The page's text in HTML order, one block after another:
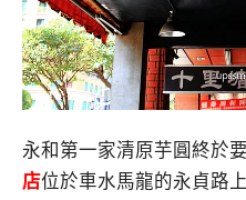
永和第一家清原芋圓終於
店位於車水馬龍的永貞路